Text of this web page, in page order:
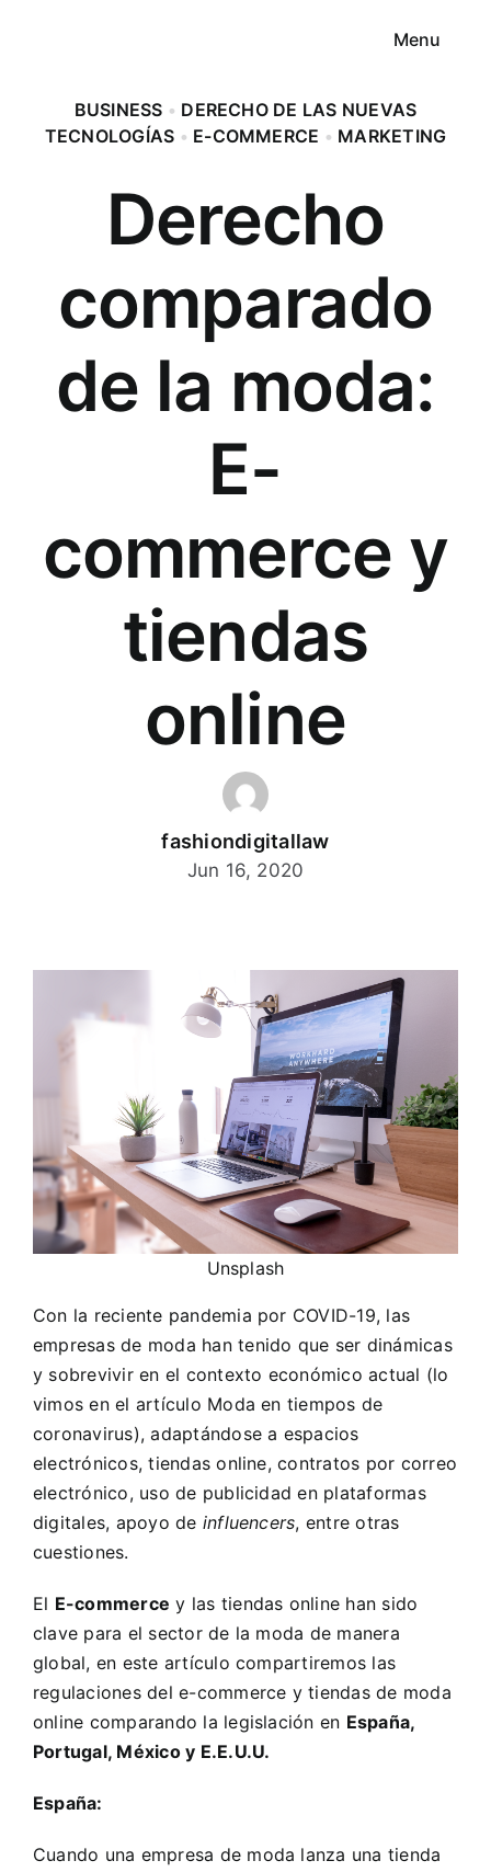
Menu
BUSINESS • DERECHO DE LAS NUEVAS
TECNOLOGÍAS • E-COMMERCE • MARKETING
Derecho
comparado
de la moda:
E-
commerce y
tiendas
online
fashiondigitallaw
Jun 16, 2020
Unsplash
Con la reciente pandemia por COVID-19, las
empresas de moda han tenido que ser dinámicas
y sobrevivir en el contexto económico actual (lo
vimos en el artículo Moda en tiempos de
coronavirus), adaptándose a espacios
electrónicos, tiendas online, contratos por correo
electrónico, uso de publicidad en plataformas
digitales, apoyo de influencers, entre otras
cuestiones.
El E-commerce y las tiendas online han sido
clave para el sector de la moda de manera
global, en este artículo compartiremos las
regulaciones del e-commerce y tiendas de moda
online comparando la legislación en España,
Portugal, México y E.E.U.U.
España:
Cuando una empresa de moda lanza una tienda